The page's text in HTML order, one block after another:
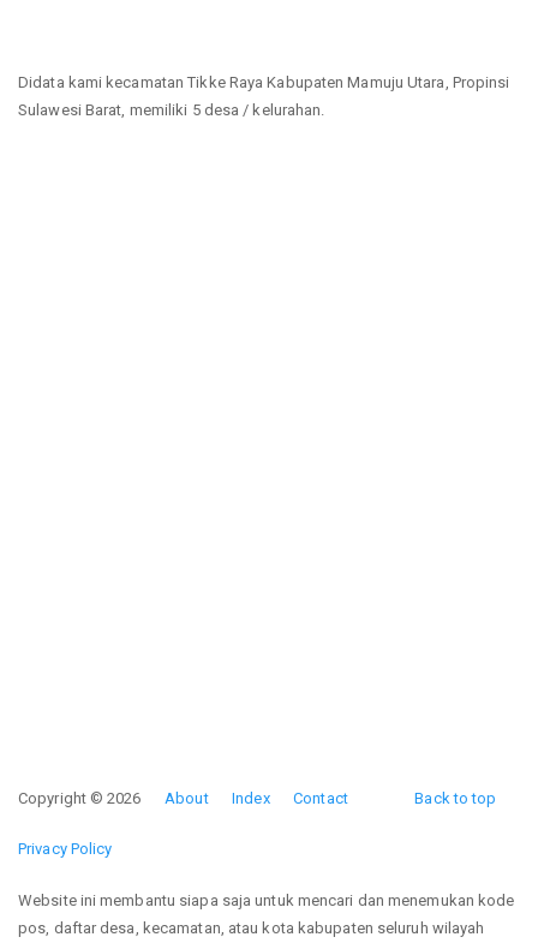
Didata kami kecamatan Tikke Raya Kabupaten Mamuju Utara, Propinsi
Sulawesi Barat, memiliki 5 desa / kelurahan.
Back to top
Copyright © 2026 About Index Contact
Privacy Policy
Website ini membantu siapa saja untuk mencari dan menemukan kode
pos, daftar desa, kecamatan, atau kota kabupaten seluruh wilayah